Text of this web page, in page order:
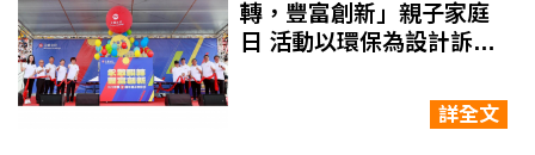
轉，豐富創新」親子家庭
日 活動以環保為設計訴求
詳全文